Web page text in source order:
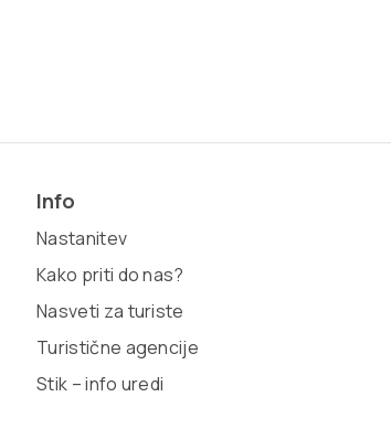
Info
Nastanitev
Kako priti do nas?
Nasveti za turiste
Turistične agencije
Stik – info uredi